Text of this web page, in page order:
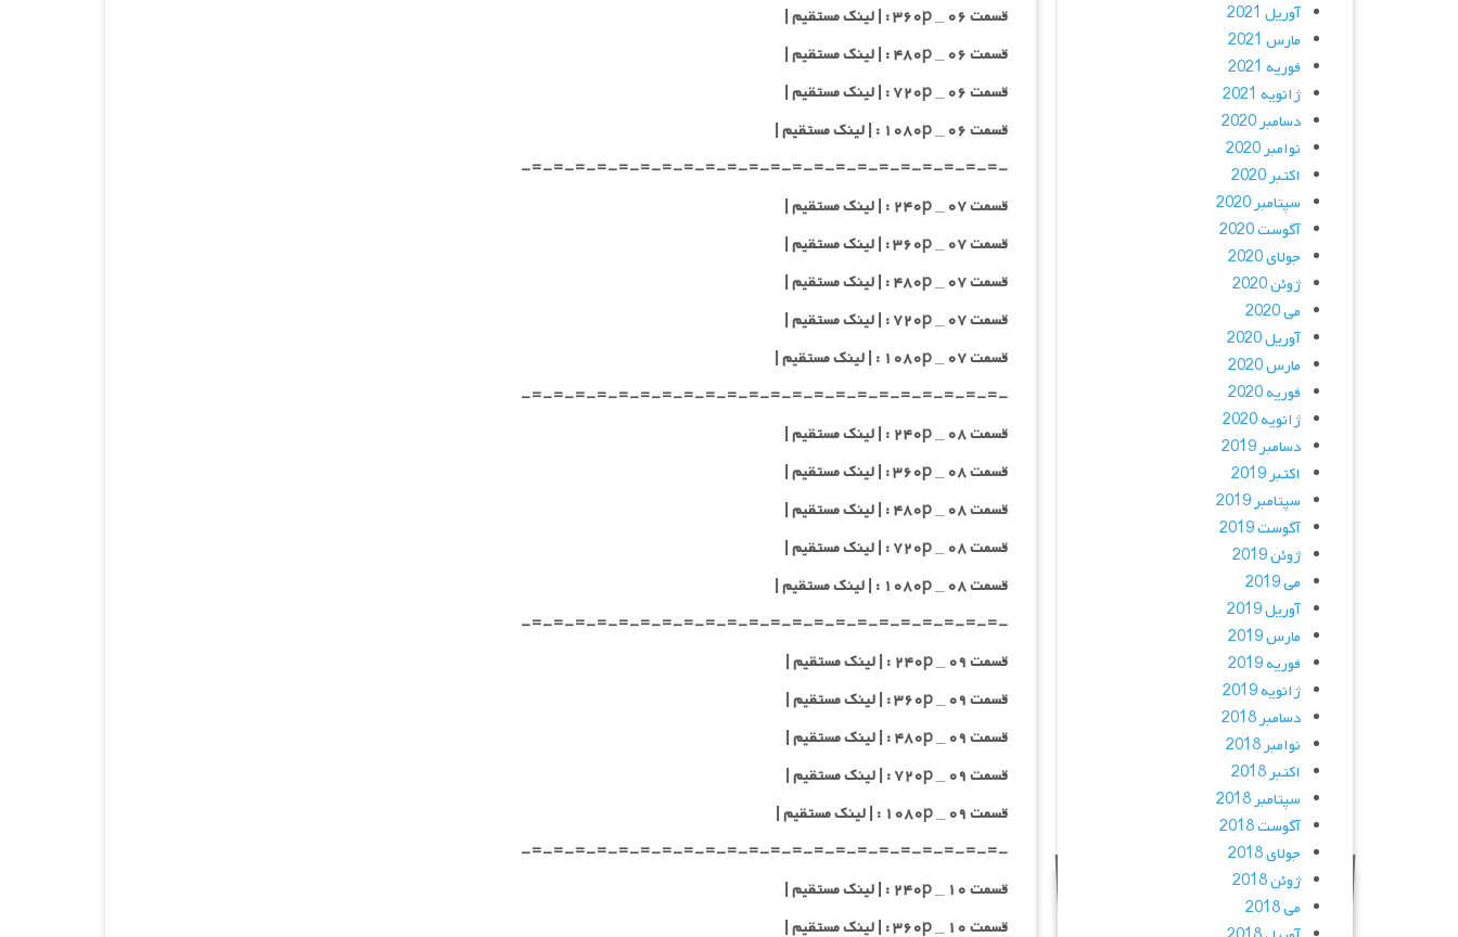
قسمت ۰۶ _ ۳۶۰p : | لینک مستقیم |
قسمت ۰۶ _ ۴۸۰p : | لینک مستقیم |
قسمت ۰۶ _ ۷۲۰p : | لینک مستقیم |
قسمت ۰۶ _ ۱۰۸۰p : | لینک مستقیم |
-=-=-=-=-=-=-=-=-=-=-=-=-=-=-=-=-=-=-=-=-=-=-
قسمت ۰۷ _ ۲۴۰p : | لینک مستقیم |
قسمت ۰۷ _ ۳۶۰p : | لینک مستقیم |
قسمت ۰۷ _ ۴۸۰p : | لینک مستقیم |
قسمت ۰۷ _ ۷۲۰p : | لینک مستقیم |
قسمت ۰۷ _ ۱۰۸۰p : | لینک مستقیم |
-=-=-=-=-=-=-=-=-=-=-=-=-=-=-=-=-=-=-=-=-=-=-
قسمت ۰۸ _ ۲۴۰p : | لینک مستقیم |
قسمت ۰۸ _ ۳۶۰p : | لینک مستقیم |
قسمت ۰۸ _ ۴۸۰p : | لینک مستقیم |
قسمت ۰۸ _ ۷۲۰p : | لینک مستقیم |
قسمت ۰۸ _ ۱۰۸۰p : | لینک مستقیم |
-=-=-=-=-=-=-=-=-=-=-=-=-=-=-=-=-=-=-=-=-=-=-
قسمت ۰۹ _ ۲۴۰p : | لینک مستقیم |
قسمت ۰۹ _ ۳۶۰p : | لینک مستقیم |
قسمت ۰۹ _ ۴۸۰p : | لینک مستقیم |
قسمت ۰۹ _ ۷۲۰p : | لینک مستقیم |
قسمت ۰۹ _ ۱۰۸۰p : | لینک مستقیم |
-=-=-=-=-=-=-=-=-=-=-=-=-=-=-=-=-=-=-=-=-=-=-
قسمت ۱۰ _ ۲۴۰p : | لینک مستقیم |
قسمت ۱۰ _ ۳۶۰p : | لینک مستقیم |
آوریل 2021
مارس 2021
فوریه 2021
ژانویه 2021
دسامبر 2020
نوامبر 2020
اکتبر 2020
سپتامبر 2020
آگوست 2020
جولای 2020
ژوئن 2020
می 2020
آوریل 2020
مارس 2020
فوریه 2020
ژانویه 2020
دسامبر 2019
اکتبر 2019
سپتامبر 2019
آگوست 2019
ژوئن 2019
می 2019
آوریل 2019
مارس 2019
فوریه 2019
ژانویه 2019
دسامبر 2018
نوامبر 2018
اکتبر 2018
سپتامبر 2018
آگوست 2018
جولای 2018
ژوئن 2018
می 2018